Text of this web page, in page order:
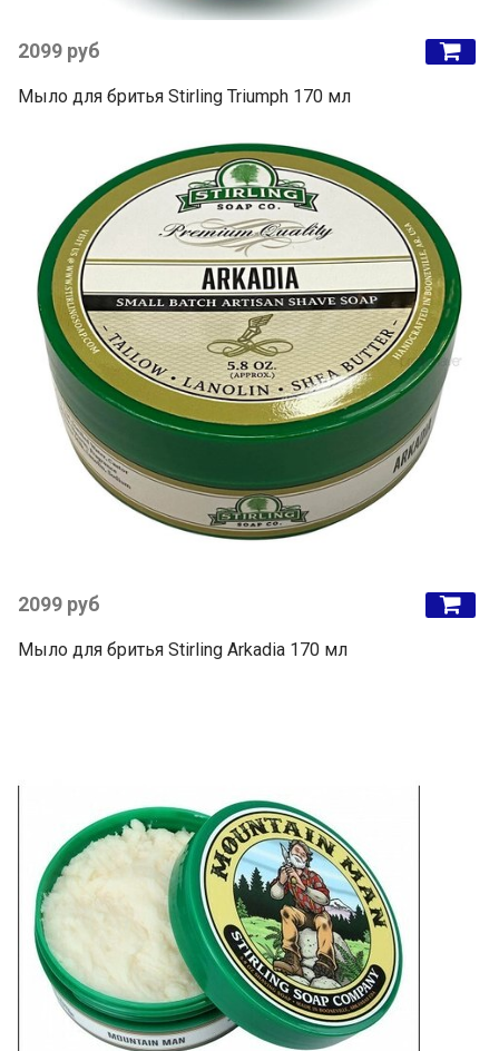
2099 руб
Мыло для бритья Stirling Triumph 170 мл
2099 руб
Мыло для бритья Stirling Arkadia 170 мл